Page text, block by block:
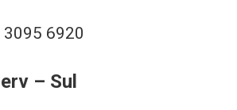
6920
– Sul